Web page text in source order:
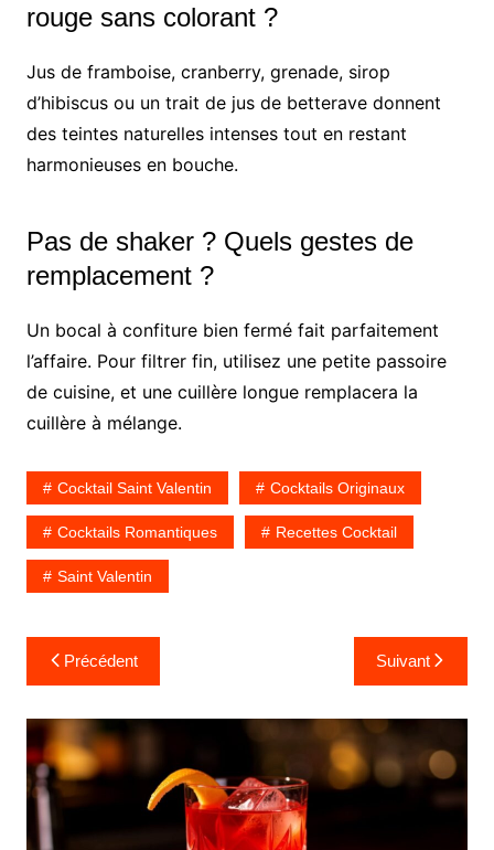
rouge sans colorant ?
Jus de framboise, cranberry, grenade, sirop
d’hibiscus ou un trait de jus de betterave donnent
des teintes naturelles intenses tout en restant
harmonieuses en bouche.
Pas de shaker ? Quels gestes de
remplacement ?
Un bocal à confiture bien fermé fait parfaitement
l’affaire. Pour filtrer fin, utilisez une petite passoire
de cuisine, et une cuillère longue remplacera la
cuillère à mélange.
Cocktail Saint Valentin Cocktails Originaux
Cocktails Romantiques Recettes Cocktail
Saint Valentin
Navigation
de
l’article
Précédent Suivant